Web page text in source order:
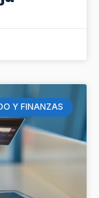
Y FINANZAS